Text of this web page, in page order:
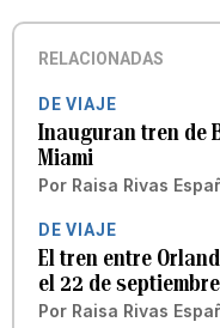
RELACIONADAS
DE VIAJE
Inauguran tren de
Miami
Por Raisa Rivas
DE VIAJE
El tren entre
el 22 de septiembre
Por Raisa Rivas